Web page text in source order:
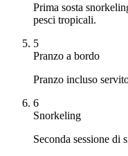
Prima sosta
pesci tropicali.
5
Pranzo a bordo
Pranzo incluso
6
Snorkeling
Seconda sessione di